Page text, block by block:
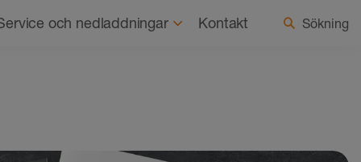
Hållbarhet Aktuellt Välj land/språk
och nedladdningar Kontakt Sökning